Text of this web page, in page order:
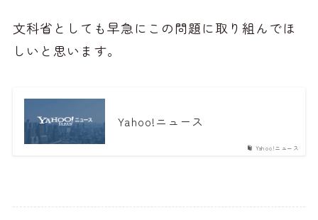
文科省としても早急にこの問題に取り組んでほ
しいと思います。
Yahoo!ニュース
Yahoo!ニュース